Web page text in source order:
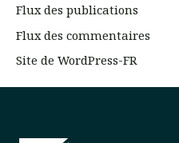
Flux des publications
Flux des commentaires
Site de WordPress-FR